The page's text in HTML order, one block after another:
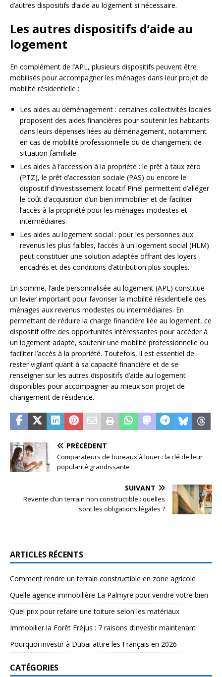
d’autres dispositifs d’aide au logement si nécessaire.
Les autres dispositifs d’aide au
logement
En complément de l’APL, plusieurs dispositifs peuvent être
mobilisés pour accompagner les ménages dans leur projet de
mobilité résidentielle :
Les aides au déménagement : certaines collectivités locales
proposent des aides financières pour soutenir les habitants
dans leurs dépenses liées au déménagement, notamment
en cas de mobilité professionnelle ou de changement de
situation familiale.
Les aides à l’accession à la propriété : le prêt à taux zéro
(PTZ), le prêt d’accession sociale (PAS) ou encore le
dispositif d’investissement locatif Pinel permettent d’alléger
le coût d’acquisition d’un bien immobilier et de faciliter
l’accès à la propriété pour les ménages modestes et
intermédiaires.
Les aides au logement social : pour les personnes aux
revenus les plus faibles, l’accès à un logement social (HLM)
peut constituer une solution adaptée offrant des loyers
encadrés et des conditions d’attribution plus souples.
En somme, l’aide personnalisée au logement (APL) constitue
un levier important pour favoriser la mobilité résidentielle des
ménages aux revenus modestes ou intermédiaires. En
permettant de réduire la charge financière liée au logement, ce
dispositif offre des opportunités intéressantes pour accéder à
un logement adapté, soutenir une mobilité professionnelle ou
faciliter l’accès à la propriété. Toutefois, il est essentiel de
rester vigilant quant à sa capacité financière et de se
renseigner sur les autres dispositifs d’aide au logement
disponibles pour accompagner au mieux son projet de
changement de résidence.
PRÉCÉDENT
Comparateurs de bureaux à louer : la clé de leur
popularité grandissante
SUIVANT
Revente d’un terrain non constructible : quelles
sont les obligations légales ?
ARTICLES RÉCENTS
Comment rendre un terrain constructible en zone agricole
Quelle agence immobilière La Palmyre pour vendre votre bien
Quel prix pour refaire une toiture selon les matériaux
Immobilier la Forêt Fréjus : 7 raisons d’investir maintenant
Pourquoi investir à Dubai attire les Français en 2026
CATÉGORIES